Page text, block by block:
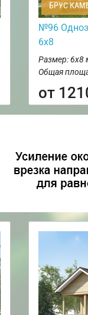
БРУС
№96
6х8
Размер: 6х8
Общая
от